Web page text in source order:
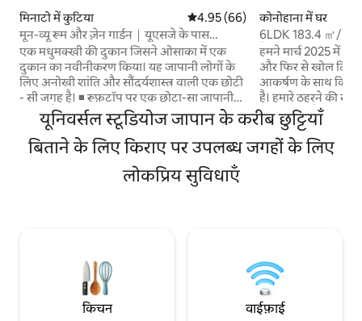
मिनाटो में कुटिया औसत रेटिंग 5 में से 4.95, 66 समीक्षाएँ
4.95 (66)
मून-व्यू रूम और ज़ेन गार्डन｜यूएसजे के पास
ओसाका माचिया
एक मधुमक्खी की दुकान जिसने ओसाका में एक
दुकान का नवीनीकरण किया। यह जापानी लोगों के
लिए अनोखी शांति और सौंदर्यशास्त्र वाली एक छोटी
- सी जगह है। ◾️ रूफ़टॉप पर एक छोटा-सा जापानी
बगीचा है और आप सेकंड फ़्लोर पर मौजूद टी रूम
और टर्रेट में मौजूद मून-व्यूइंग रूम से क्षणिक सुंदरता
वाले जापानी पेड़ों को देखते हुए शांत पलों का मज़ा ले
सकते हैं। यहाँ पारंपरिक वास्तुशिल्प तकनीकें मौजूद
हैं, जैसे कि ◾️लकड़ी की संरचना, शोजी शोजी, हरे रंग
के फ़िक्सचर और ग्रिल किए गए फ़र्श। जब आप
शिक्षक को सराय में आमंत्रित कर सकते हैं और एक
निजी जगह में जापानी पारंपरिक शिल्प और पारंपरिक
संस्कृति का स्वाद ले सकते हैं।(*चूँकि तैयारी में समय
लगता है, इसलिए अगर आप इसका इस्तेमाल करना
कोनोहाना में घर
6LDK 183.4 ㎡/
पैदल दूरी पर/USJ /"
सवारी
हमने मार्च 2025 में
और फिर से खोल दिया!
आकर्षण के साथ
है। हमारे ठहरने की सुविधाएँ यह निकटतम स्टेशन से
5 मिनट की पैदल दूरी
तक लगभग 15 -30
और दर्शनीय स्थलों की
रूप में सुझाया जाता
क्वालिटी की लकड़ी से
जगह, नवीनतम
आपके पास एक
अपने दैनिक जीवन को
यूनिवर्सल स्टूडियोज जापान के करीब छुट्टियाँ
बिताने के लिए किराए पर उपलब्ध जगहों के लिए
लोकप्रिय सुविधाएँ
किचन वाईफ़ाई